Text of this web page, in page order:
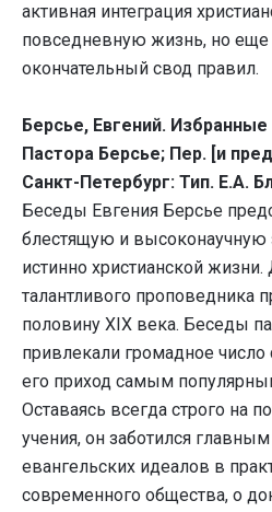
активная интеграция
повседневную жизнь, но
окончательный свод правил.
Берсье, Евгений.
Пастора Берсье; Пер. [и
Санкт-Петербург: Тип. Е.А.
Беседы Евгения Берсье
блестящую и высоконаучную
истинно христианской жизни.
талантливого проповедника
половину XIX века. Беседы
привлекали громадное
его приход самым
Оставаясь всегда строго на
учения, он заботился
евангельских идеалов в
современного общества, о